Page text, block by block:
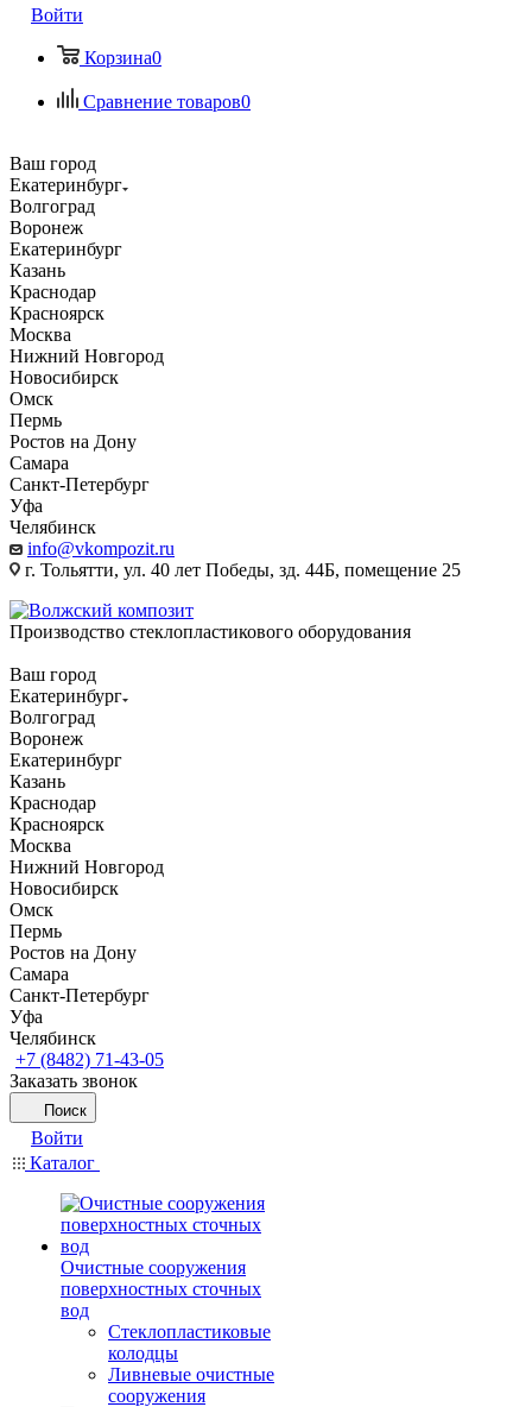
Войти
Корзина0
Сравнение товаров0
Ваш город
Екатеринбург
Волгоград
Воронеж
Екатеринбург
Казань
Краснодар
Красноярск
Москва
Нижний Новгород
Новосибирск
Омск
Пермь
Ростов на Дону
Самара
Санкт-Петербург
Уфа
Челябинск
info@vkompozit.ru
г. Тольятти, ул. 40 лет Победы, зд. 44Б, помещение 25
Производство стеклопластикового оборудования
Ваш город
Екатеринбург
Волгоград
Воронеж
Екатеринбург
Казань
Краснодар
Красноярск
Москва
Нижний Новгород
Новосибирск
Омск
Пермь
Ростов на Дону
Самара
Санкт-Петербург
Уфа
Челябинск
+7 (8482) 71-43-05
Заказать звонок
Поиск
Войти
Каталог
Очистные сооружения
поверхностных сточных
вод
Стеклопластиковые
колодцы
Ливневые очистные
сооружения